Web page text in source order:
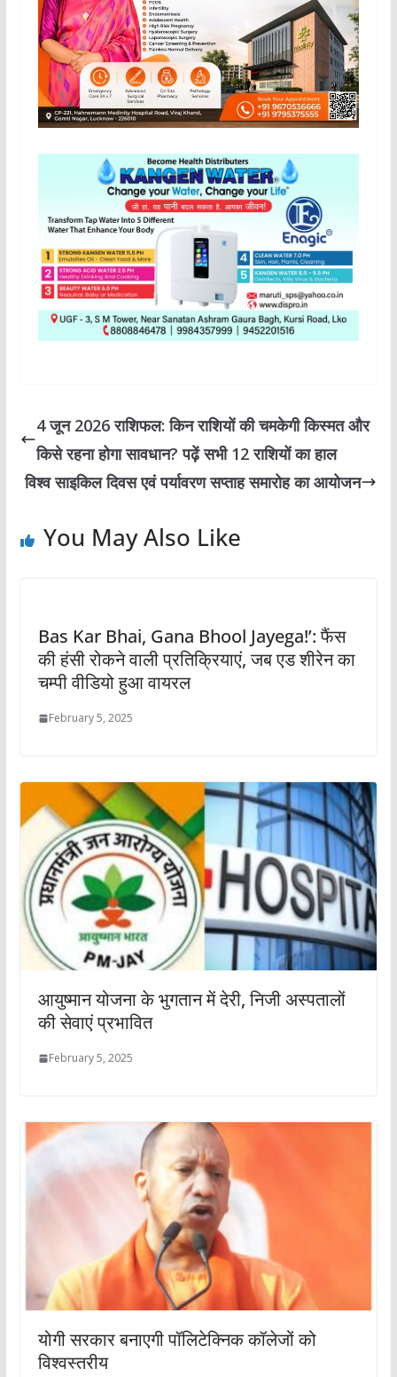
4 जून 2026 राशिफल: किन राशियों की चमकेगी किस्मत और
किसे रहना होगा सावधान? पढ़ें सभी 12 राशियों का हाल
विश्व साइकिल दिवस एवं पर्यावरण सप्ताह समारोह का आयोजन
You May Also Like
Bas Kar Bhai, Gana Bhool Jayega!’: फैंस
की हंसी रोकने वाली प्रतिक्रियाएं, जब एड शीरेन का
चम्पी वीडियो हुआ वायरल
February 5, 2025
आयुष्मान योजना के भुगतान में देरी, निजी अस्पतालों
की सेवाएं प्रभावित
February 5, 2025
योगी सरकार बनाएगी पॉलिटेक्निक कॉलेजों को
विश्वस्तरीय